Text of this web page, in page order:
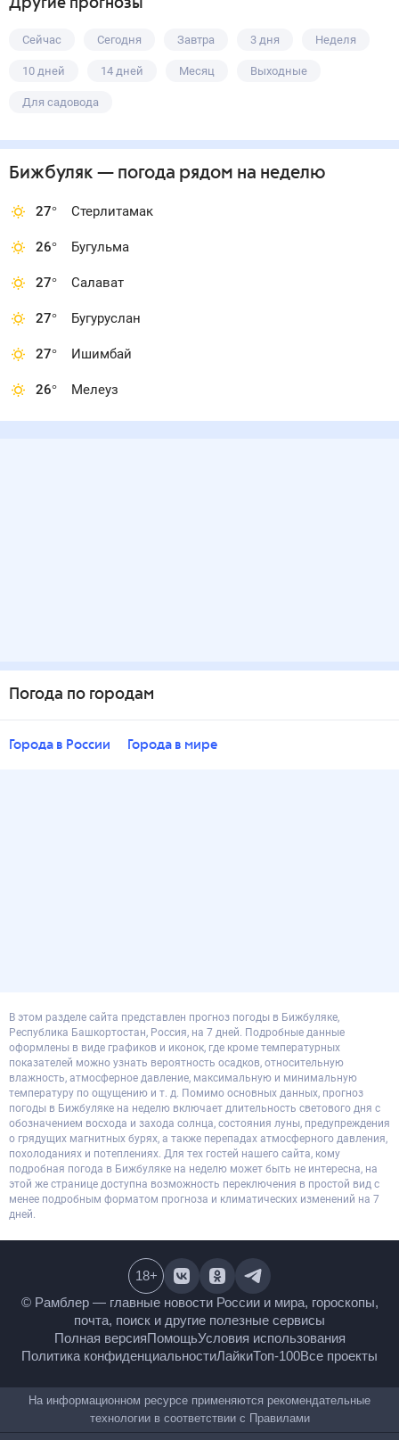
Другие прогнозы
Сейчас Сегодня Завтра 3 дня Неделя
10 дней 14 дней Месяц Выходные
Для садовода
Бижбуляк — погода рядом на неделю
27° Стерлитамак
26° Бугульма
27° Салават
27° Бугуруслан
27° Ишимбай
26° Мелеуз
Погода по городам
Города в России Города в мире
В этом разделе сайта представлен прогноз погоды в Бижбуляке,
Республика Башкортостан, Россия, на 7 дней. Подробные данные
оформлены в виде графиков и иконок, где кроме температурных
показателей можно узнать вероятность осадков, относительную
влажность, атмосферное давление, максимальную и минимальную
температуру по ощущению и т. д. Помимо основных данных, прогноз
погоды в Бижбуляке на неделю включает длительность светового дня с
обозначением восхода и захода солнца, состояния луны, предупреждения
о грядущих магнитных бурях, а также перепадах атмосферного давления,
похолоданиях и потеплениях. Для тех гостей нашего сайта, кому
подробная погода в Бижбуляке на неделю может быть не интересна, на
этой же странице доступна возможность переключения в простой вид с
менее подробным форматом прогноза и климатических изменений на 7
дней.
© Рамблер — главные новости России и мира,
гороскопы, почта, поиск и другие полезные сервисы
Полная версияПомощьУсловия использования
Политика конфиденциальностиЛайкиТоп-100
18+
На информационном ресурсе применяются
рекомендательные технологии в соответствии сПравилами